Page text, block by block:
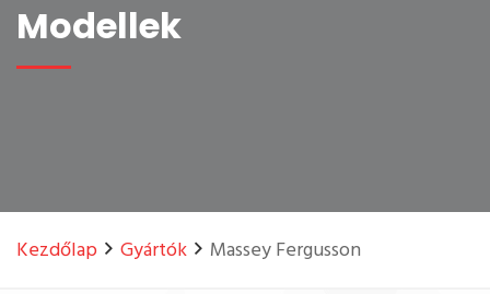
Modellek
Kezdőlap Gyártók Massey Fergusson